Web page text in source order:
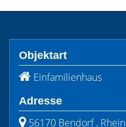
Objektart
Einfamilienhaus
Adresse
56170 Bendorf , Rhein